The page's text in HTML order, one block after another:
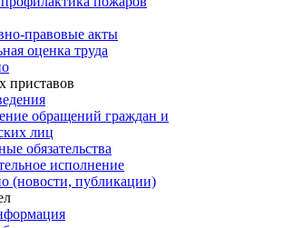
правовые акты
оценка труда
приставов
обращений граждан и
лиц
обязательства
исполнение
(новости, публикации)